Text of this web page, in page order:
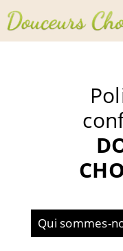
Passer
au
contenu
Qui sommes-